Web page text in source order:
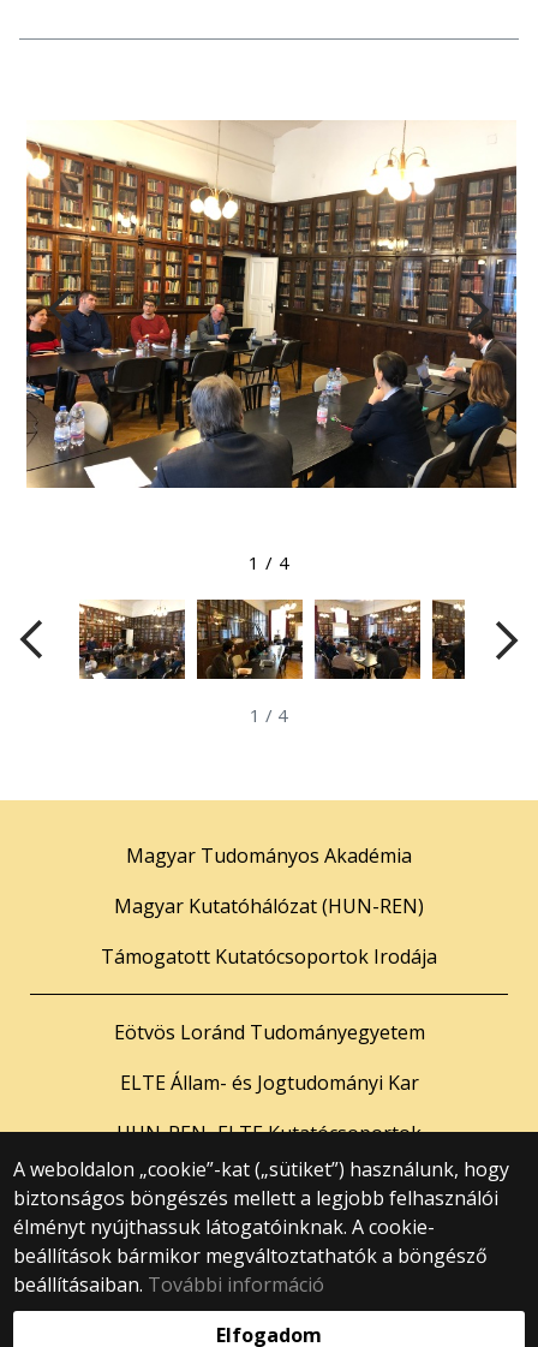
1 / 4
1 / 4
A weboldalon „cookie”-kat („sütiket”) használunk, hogy
biztonságos böngészés mellett a legjobb felhasználói
élményt nyújthassuk látogatóinknak. A cookie-
beállítások bármikor megváltoztathatók a böngésző
beállításaiban. További információ
Elfogadom
Magyar Tudományos Akadémia
Magyar Kutatóhálózat (HUN-REN)
Támogatott Kutatócsoportok Irodája
Eötvös Loránd Tudományegyetem
ELTE Állam- és Jogtudományi Kar
HUN-REN–ELTE Kutatócsoportok
© 2025 Eötvös Loránd Tudományegyetem
Minden jog fenntartva.
1053 Budapest, Egyetem tér 1–3.
Központi telefonszám: +36 1 411 6500
Webfejlesztés: